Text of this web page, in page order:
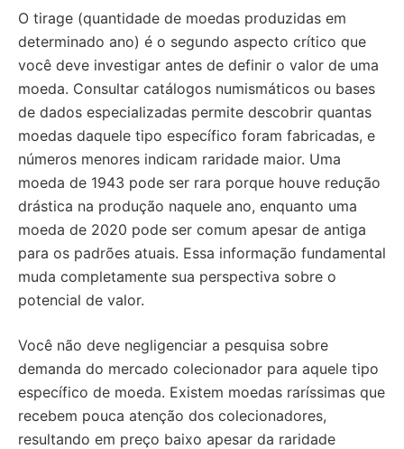
O tirage (quantidade de moedas produzidas em
determinado ano) é o segundo aspecto crítico que
você deve investigar antes de definir o valor de uma
moeda. Consultar catálogos numismáticos ou bases
de dados especializadas permite descobrir quantas
moedas daquele tipo específico foram fabricadas, e
números menores indicam raridade maior. Uma
moeda de 1943 pode ser rara porque houve redução
drástica na produção naquele ano, enquanto uma
moeda de 2020 pode ser comum apesar de antiga
para os padrões atuais. Essa informação fundamental
muda completamente sua perspectiva sobre o
potencial de valor.
Você não deve negligenciar a pesquisa sobre
demanda do mercado colecionador para aquele tipo
específico de moeda. Existem moedas raríssimas que
recebem pouca atenção dos colecionadores,
resultando em preço baixo apesar da raridade